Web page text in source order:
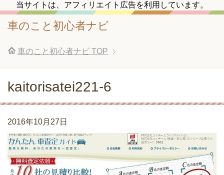
当サイトは、アフィリエイト広告を利用しています。
車のこと初心者ナビ
車のこと初心者ナビ TOP
kaitorisatei221-6
2016年10月27日